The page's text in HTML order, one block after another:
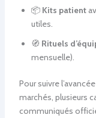
📦 Kits patient
utiles.
🧭 Rituels
mensuelle).
Pour suivre
marchés, plusieurs
communiqués